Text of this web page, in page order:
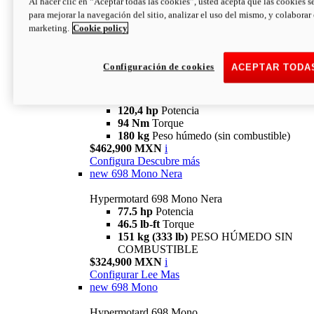
94 NmTorque
180 kgPESO HÚMEDO SIN
COMBUSTIBLE
newV2 SP
120,4 hp Potencia
94 Nm Torque
180 kg Peso húmedo (sin combustible)
$462,900 MXN i
Configura Descubre más
new 698 Mono Nera
Hypermotard 698 Mono Nera
77.5 hp Potencia
46.5 lb-ft Torque
151 kg (333 lb) PESO HÚMEDO SIN
COMBUSTIBLE
$324,900 MXN i
Configurar Lee Mas
new 698 Mono
para mejorar la navegación del sitio, analizar el uso del mismo, y colaborar
marketing. Cookie policy
ACEPTAR
Configuración de cookies